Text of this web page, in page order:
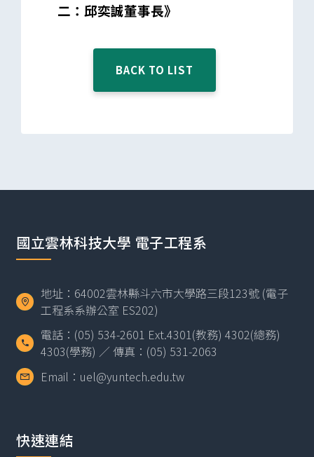
二：邱奕誠董事長》
BACK TO LIST
國立雲林科技大學 電子工程系
地址：64002雲林縣斗六市大學路三段123號 (電子
工程系系辦公室 ES202)
電話：(05) 534-2601 Ext.4301(教務) 4302(總務)
4303(學務) ／ 傳真：(05) 531-2063
Email：uel@yuntech.edu.tw
快速連結